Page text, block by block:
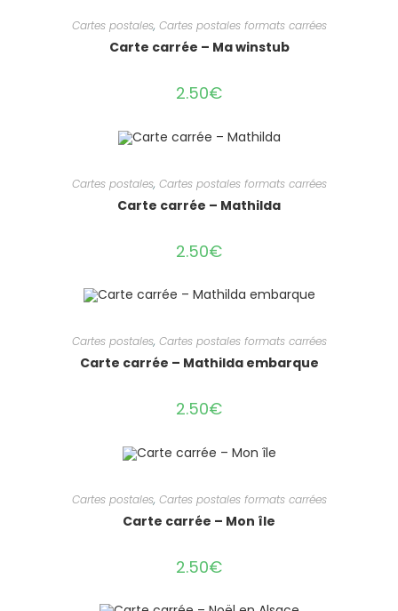
Cartes postales, Cartes postales formats carrées
Carte carrée – Ma winstub
2.50€
Cartes postales, Cartes postales formats carrées
Carte carrée – Mathilda
2.50€
Cartes postales, Cartes postales formats carrées
Carte carrée – Mathilda embarque
2.50€
Cartes postales, Cartes postales formats carrées
Carte carrée – Mon île
2.50€